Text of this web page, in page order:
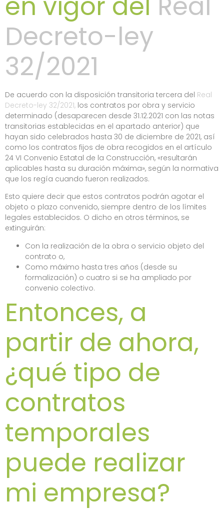
Decreto-ley
32/2021
De acuerdo con la disposición transitoria tercera del Real
Decreto-ley 32/2021, los contratos por obra y servicio
determinado (desaparecen desde 31.12.2021 con las notas
transitorias establecidas en el apartado anterior) que
hayan sido celebrados hasta 30 de diciembre de 2021, así
como los contratos fijos de obra recogidos en el artículo
24 VI Convenio Estatal de la Construcción, «resultarán
aplicables hasta su duración máxima», según la normativa
que los regía cuando fueron realizados.
Esto quiere decir que estos contratos podrán agotar el
objeto o plazo convenido, siempre dentro de los límites
legales establecidos. O dicho en otros términos, se
extinguirán:
Con la realización de la obra o servicio objeto del
contrato o,
Como máximo hasta tres años (desde su
formalización) o cuatro si se ha ampliado por
convenio colectivo.
Entonces, a
partir de ahora,
¿qué tipo de
contratos
temporales
puede realizar
mi empresa?